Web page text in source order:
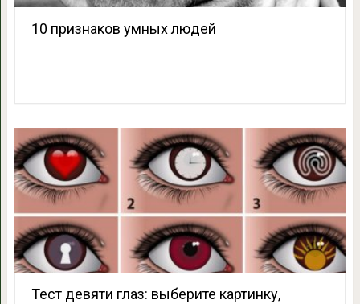
10 признаков умных людей
Тест девяти глаз: выберите картинку,